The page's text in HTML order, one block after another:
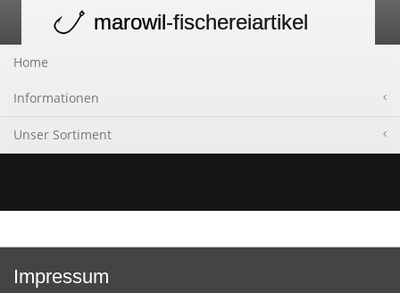
navigation
marowil-fischereiartikel
Home
Informationen
Unser Sortiment
Impressum